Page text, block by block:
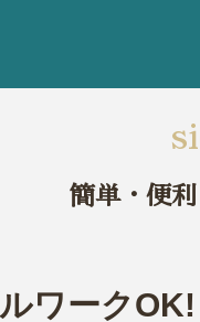
簡単・便
ワークOK!